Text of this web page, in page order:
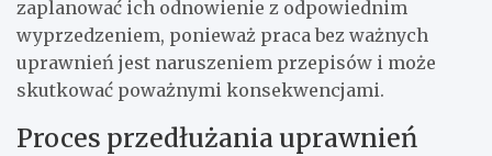
zaplanować ich odnowienie z odpowiednim
wyprzedzeniem, ponieważ praca bez ważnych
uprawnień jest naruszeniem przepisów i może
skutkować poważnymi konsekwencjami.
Proces przedłużania uprawnień